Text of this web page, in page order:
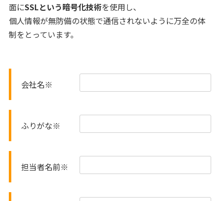
面にSSLという暗号化技術を使用し、
個人情報が無防備の状態で通信されないように万全の体
制をとっています。
会社名※
ふりがな※
担当者名前※